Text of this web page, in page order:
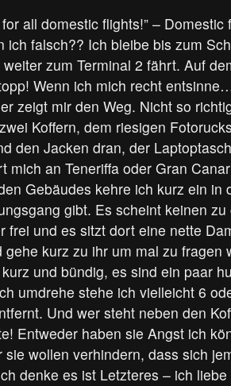
all domestic flights!” –
ich falsch?? Ich bleibe bis zum
zum Terminal 2 fährt. Auf
Wenn ich mich recht
zeigt mir den Weg. Nicht so
Koffern, dem riesigen
den Jacken dran, der
mich an Teneriffa oder Gran
Gebäudes kehre ich kurz ein in
gibt. Es scheint keinen
frei und es sitzt dort eine nette
gehe kurz zu ihr um mal zu fragen
und bündig, es sind ein paar
umdrehe stehe ich vielleicht 6
Und wer steht neben den
Entweder haben sie Angst ich
wollen verhindern, dass sich
denke es ist Letzteres – ich